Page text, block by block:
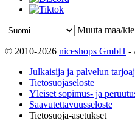
Muuta maa/
© 2010-2026 niceshops GmbH -
Julkaisija ja palvelun
Tietosuojaseloste
Yleiset sopimus- ja
Saavutettavuusseloste
Tietosuoja-asetukset